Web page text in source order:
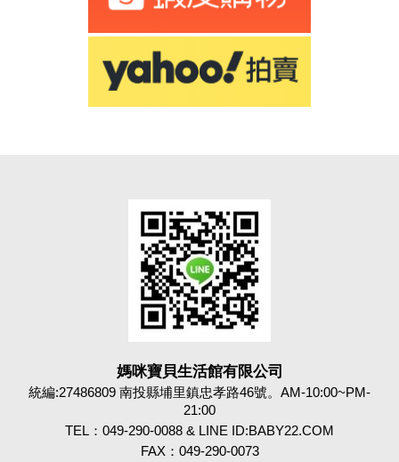
媽咪寶貝生活館有限公司
統編:27486809 南投縣埔里鎮忠孝路46號。AM-10:00~PM-
21:00
TEL：049-290-0088 & LINE ID:BABY22.COM
FAX：049-290-0073